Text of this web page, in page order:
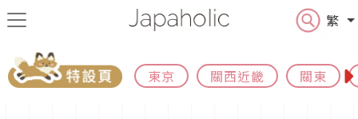
繁
東京 關西近畿 關東